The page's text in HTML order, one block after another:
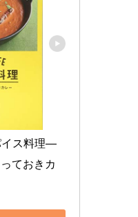
イス料理―
ておきカ